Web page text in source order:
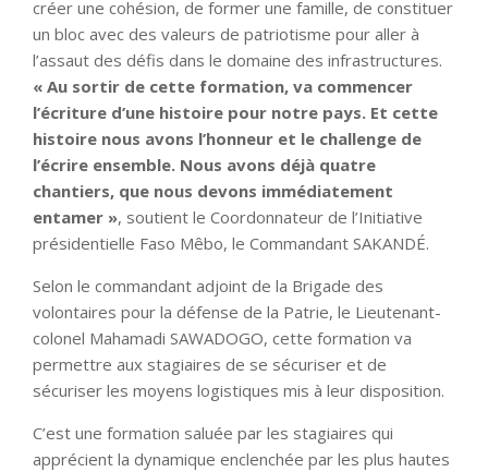
créer une cohésion, de former une famille, de constituer
un bloc avec des valeurs de patriotisme pour aller à
l’assaut des défis dans le domaine des infrastructures.
« Au sortir de cette formation, va commencer
l’écriture d’une histoire pour notre pays. Et cette
histoire nous avons l’honneur et le challenge de
l’écrire ensemble. Nous avons déjà quatre
chantiers, que nous devons immédiatement
entamer », soutient le Coordonnateur de l’Initiative
présidentielle Faso Mêbo, le Commandant SAKANDÉ.
Selon le commandant adjoint de la Brigade des
volontaires pour la défense de la Patrie, le Lieutenant-
colonel Mahamadi SAWADOGO, cette formation va
permettre aux stagiaires de se sécuriser et de
sécuriser les moyens logistiques mis à leur disposition.
C’est une formation saluée par les stagiaires qui
apprécient la dynamique enclenchée par les plus hautes